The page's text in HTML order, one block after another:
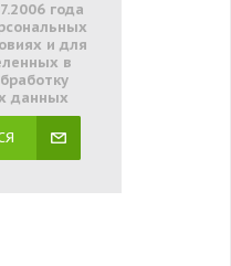
года
и для
в
данных